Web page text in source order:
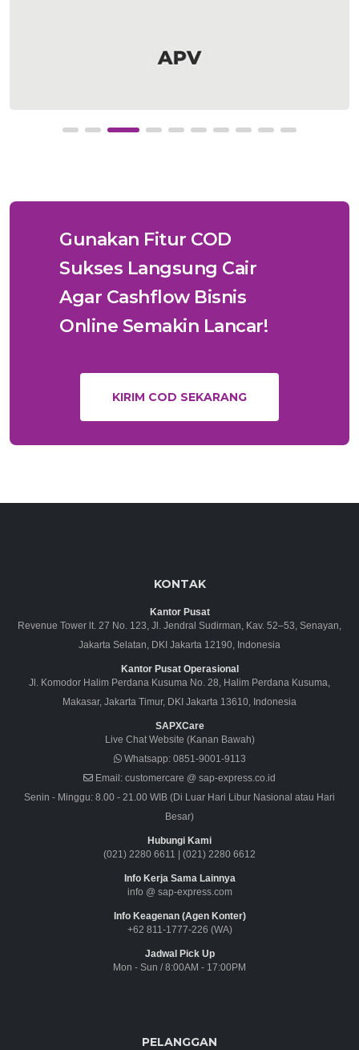
Gunakan Fitur COD
Sukses Langsung Cair
Agar Cashflow Bisnis
Online Semakin Lancar!
KIRIM COD SEKARANG
KONTAK
Kantor Pusat
Revenue Tower lt. 27 No. 123, Jl. Jendral Sudirman, Kav. 52–53, Senayan,
Jakarta Selatan, DKI Jakarta 12190, Indonesia
Kantor Pusat Operasional
Jl. Komodor Halim Perdana Kusuma No. 28, Halim Perdana Kusuma,
Makasar, Jakarta Timur, DKI Jakarta 13610, Indonesia
SAPXCare
Live Chat Website (Kanan Bawah)
Whatsapp:0851-9001-9113
Email: customercare @ sap-express.co.id
Senin - Minggu: 8.00 - 21.00 WIB (Di Luar Hari Libur Nasional atau Hari
Besar)
Hubungi Kami
(021) 2280 6611 | (021) 2280 6612
Info Kerja Sama Lainnya
info @ sap-express.com
Info Keagenan (Agen Konter)
+62 811-1777-226 (WA)
Jadwal Pick Up
Mon - Sun / 8:00AM - 17:00PM
PELANGGAN